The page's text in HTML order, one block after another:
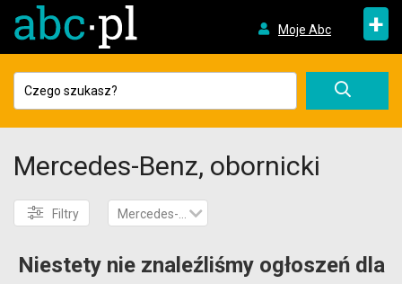
Moje Abc +
Mercedes-Benz, obornicki
Filtry Mercedes-Benz
Niestety nie znaleźliśmy ogłoszeń dla